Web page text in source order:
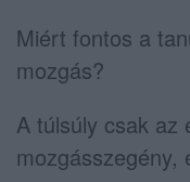
Miért fontos a
mozgás?
A túlsúly csak az
mozgásszegény,